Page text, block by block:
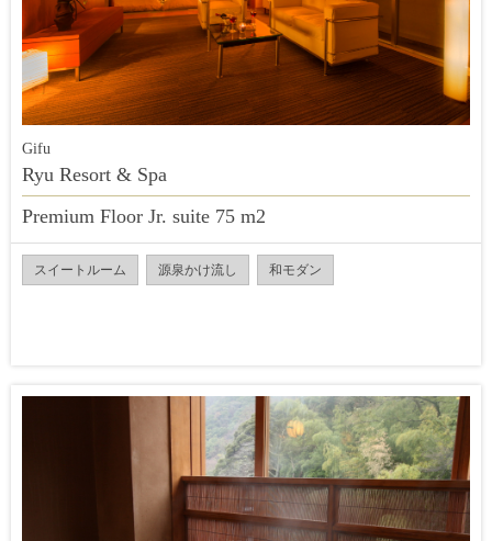
Gifu
Ryu Resort & Spa
Premium Floor Jr. suite 75 m2
スイートルーム 源泉かけ流し 和モダン